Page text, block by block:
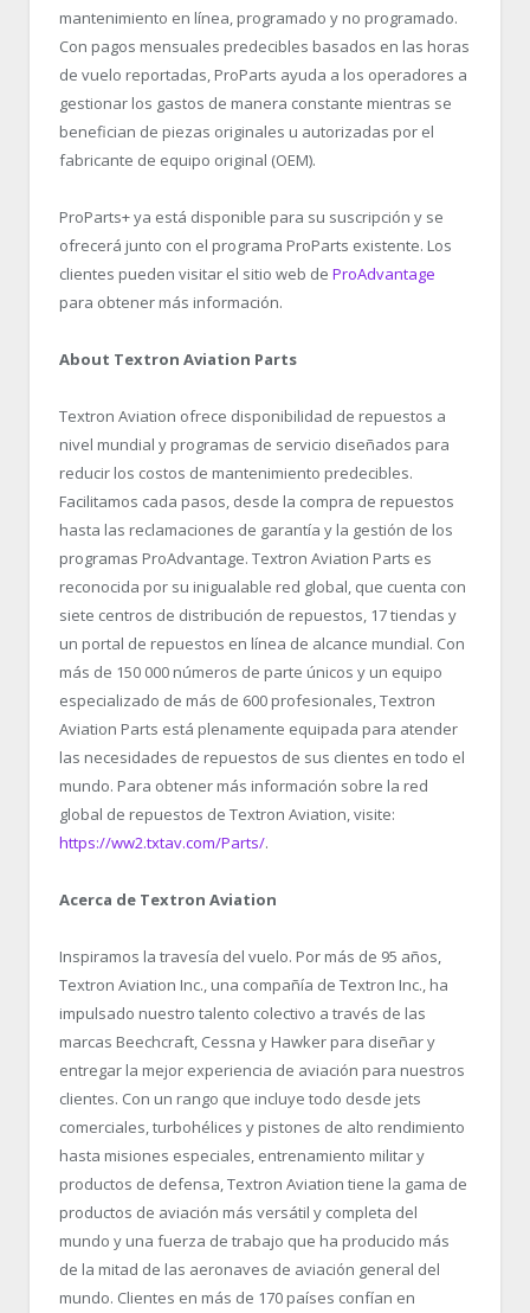
mantenimiento en línea, programado y no programado.
Con pagos mensuales predecibles basados en las horas
de vuelo reportadas, ProParts ayuda a los operadores a
gestionar los gastos de manera constante mientras se
benefician de piezas originales u autorizadas por el
fabricante de equipo original (OEM).
ProParts+ ya está disponible para su suscripción y se
ofrecerá junto con el programa ProParts existente. Los
clientes pueden visitar el sitio web de ProAdvantage
para obtener más información.
About Textron Aviation Parts
Textron Aviation ofrece disponibilidad de repuestos a
nivel mundial y programas de servicio diseñados para
reducir los costos de mantenimiento predecibles.
Facilitamos cada pasos, desde la compra de repuestos
hasta las reclamaciones de garantía y la gestión de los
programas ProAdvantage. Textron Aviation Parts es
reconocida por su inigualable red global, que cuenta con
siete centros de distribución de repuestos, 17 tiendas y
un portal de repuestos en línea de alcance mundial. Con
más de 150 000 números de parte únicos y un equipo
especializado de más de 600 profesionales, Textron
Aviation Parts está plenamente equipada para atender
las necesidades de repuestos de sus clientes en todo el
mundo. Para obtener más información sobre la red
global de repuestos de Textron Aviation, visite:
https://ww2.txtav.com/Parts/.
Acerca de Textron Aviation
Inspiramos la travesía del vuelo. Por más de 95 años,
Textron Aviation Inc., una compañía de Textron Inc., ha
impulsado nuestro talento colectivo a través de las
marcas Beechcraft, Cessna y Hawker para diseñar y
entregar la mejor experiencia de aviación para nuestros
clientes. Con un rango que incluye todo desde jets
comerciales, turbohélices y pistones de alto rendimiento
hasta misiones especiales, entrenamiento militar y
productos de defensa, Textron Aviation tiene la gama de
productos de aviación más versátil y completa del
mundo y una fuerza de trabajo que ha producido más
de la mitad de las aeronaves de aviación general del
mundo. Clientes en más de 170 países confían en